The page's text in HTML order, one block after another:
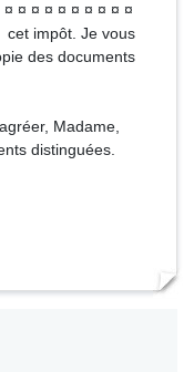
¤ ¤ ¤ ¤ ¤ ¤ ¤ ¤ ¤
cet impôt. Je vous
des documents
Madame,
distinguées.